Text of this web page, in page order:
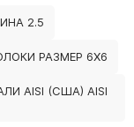
2.5
РАЗМЕР 6Х6
AISI (США) AISI